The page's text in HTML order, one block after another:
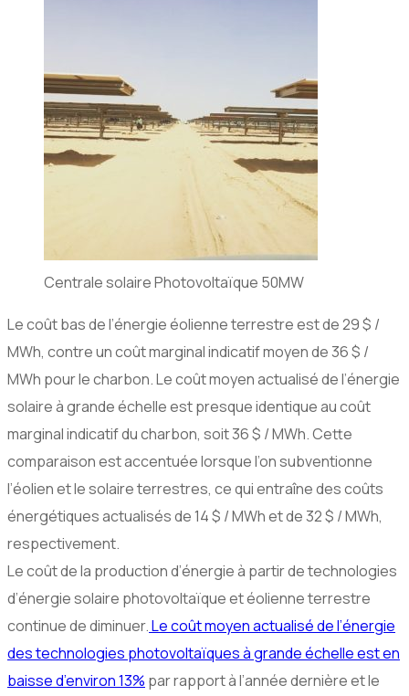
Centrale solaire Photovoltaïque 50MW
Le coût bas de l’énergie éolienne terrestre est de 29 $ /
MWh, contre un coût marginal indicatif moyen de 36 $ /
MWh pour le charbon. Le coût moyen actualisé de l’énergie
solaire à grande échelle est presque identique au coût
marginal indicatif du charbon, soit 36 ​​$ / MWh. Cette
comparaison est accentuée lorsque l’on subventionne
l’éolien et le solaire terrestres, ce qui entraîne des coûts
énergétiques actualisés de 14 $ / MWh et de 32 $ / MWh,
respectivement.
Le coût de la production d’énergie à partir de technologies
d’énergie solaire photovoltaïque et éolienne terrestre
continue de diminuer.Le coût moyen actualisé de l’énergie
des technologies photovoltaïques à grande échelle est en
baisse d’environ 13% par rapport à l’année dernière et le